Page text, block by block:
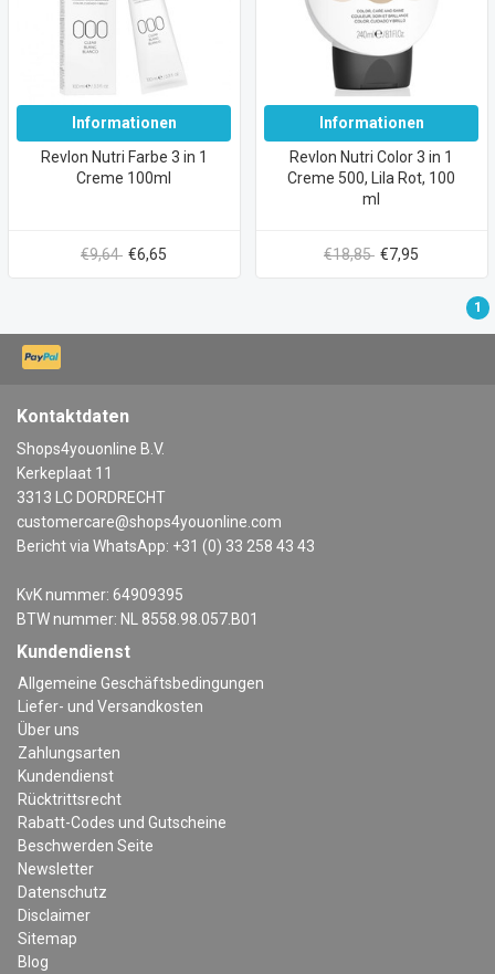
Informationen
Revlon Nutri Farbe 3 in 1
Creme 100ml
€9,64 €6,65
Informationen
Revlon Nutri Color 3 in 1
Creme 500, Lila Rot, 100
ml
€18,85 €7,95
1
Kontaktdaten
Shops4youonline B.V.
Kerkeplaat 11
3313 LC DORDRECHT
customercare@shops4youonline.com
Bericht via WhatsApp: +31 (0) 33 258 43 43
KvK nummer: 64909395
BTW nummer: NL 8558.98.057.B01
Kundendienst
Allgemeine Geschäftsbedingungen
Liefer- und Versandkosten
Über uns
Zahlungsarten
Kundendienst
Rücktrittsrecht
Rabatt-Codes und Gutscheine
Beschwerden Seite
Newsletter
Datenschutz
Disclaimer
Sitemap
Blog